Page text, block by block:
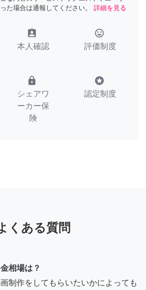
た場合は通報してください。
詳細を見る
assignment_ind
本人確認
tag_faces
評価制度
lock
シェアワ
ーカー保
険
stars
認定制度
くある質問
相場は？
制作をしてもらいたいかによっても